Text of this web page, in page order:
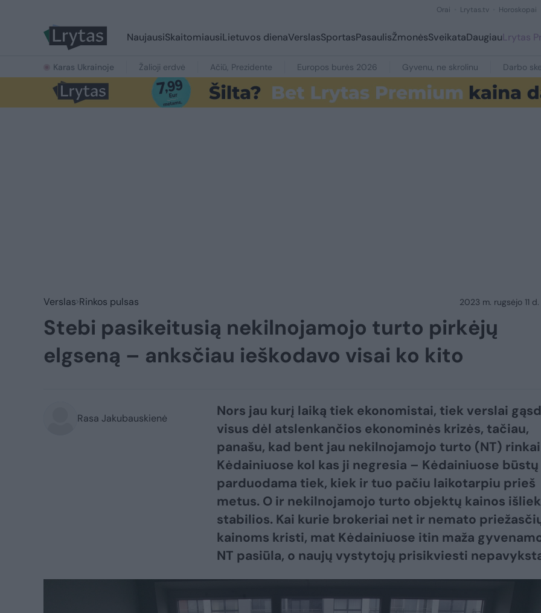
Orai Lrytas.tv Horoskopai
NaujausiSkaitomiausiLietuvos dienaVerslasSportasPasaulisŽmonėsSveikataDaugiauLrytas
Karas Ukrainoje Žalioji erdvė Ačiū, Prezidente Europos burės 2026 Gyvenu, ne skrolinu Darbo
Verslas Rinkos pulsas 2023 m. rugsėjo 11
Stebi pasikeitusią nekilnojamojo turto pirkėjų
elgseną – anksčiau ieškodavo visai ko kito
Rasa Jakubauskienė
Nors jau kurį laiką tiek ekonomistai, tiek verslai
visus dėl atslenkančios ekonominės krizės, tačiau,
panašu, kad bent jau nekilnojamojo turto (NT) rinkai
Kėdainiuose kol kas ji negresia – Kėdainiuose būstų
parduodama tiek, kiek ir tuo pačiu laikotarpiu prieš
metus. O ir nekilnojamojo turto objektų kainos
stabilios. Kai kurie brokeriai net ir nemato
kainoms kristi, mat Kėdainiuose itin maža
NT pasiūla, o naujų vystytojų prisikviesti